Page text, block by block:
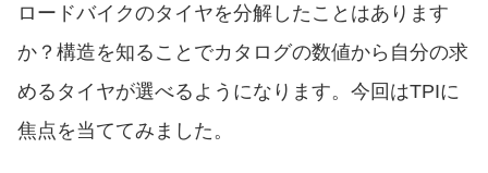
ロードバイクのタイヤを分解したことはあります
か？構造を知ることでカタログの数値から自分の求
めるタイヤが選べるようになります。今回はTPIに
焦点を当ててみました。